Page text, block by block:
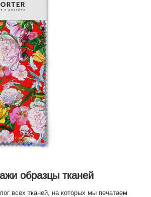
образцы тканей
всех тканей, на которых мы печатаем